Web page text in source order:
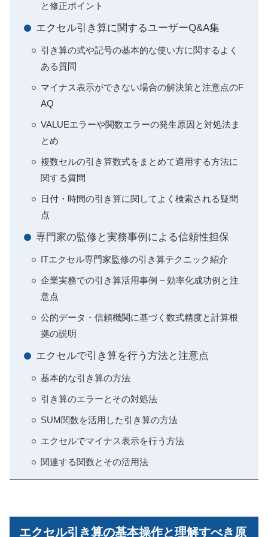
と修正ポイント
エクセル引き算に関するユーザーQ&A集
引き算の式や記号の基本的な使い方に関するよく
ある質問
マイナス表示ができない場合の解決策と注意点のF
AQ
VALUEエラーや関数エラーの発生原因と対処法ま
とめ
複数セルの引き算数式をまとめて適用する方法に
関する質問
日付・時間の引き算に関してよく検索される疑問
点
専門家の監修と実務事例による信頼性担保
ITエクセル専門家監修の引き算テクニック紹介
企業実務での引き算活用事例 – 効率化成功例と注
意点
公的データ・信頼機関に基づく数式精度と計算根
拠の説明
エクセルで引き算を行う方法と注意点
基本的な引き算の方法
引き算のエラーとその対処法
SUM関数を活用した引き算の方法
エクセルでマイナス表示を行う方法
関連する関数とその活用法
エクセル引き算の基本操作と理解すべき原